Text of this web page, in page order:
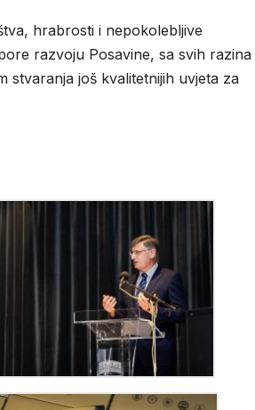
hrabrosti i nepokolebljive
razvoju Posavine, sa svih razina
još kvalitetnijih uvjeta za